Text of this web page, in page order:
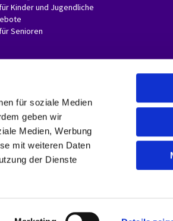
für soziale Medien
geben wir
Medien, Werbung
mit weiteren Daten
der Dienste
Kinder und Jugendliche
Senioren
Mahlow